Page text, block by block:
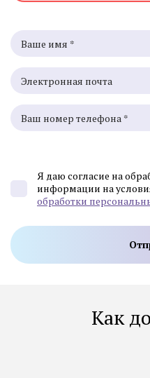
Я даю согласие на
информации на
обработки
Как